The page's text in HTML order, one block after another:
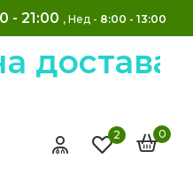
- 21:00 , Нед - 8:00 - 13:00
2 0